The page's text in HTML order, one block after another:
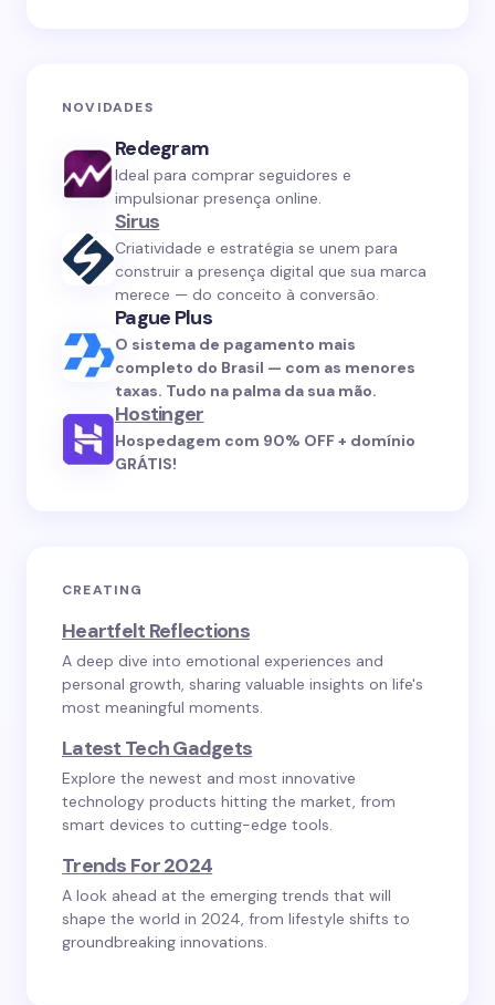
NOVIDADES
Redegram
Ideal para comprar seguidores e
impulsionar presença online.
Sirus
Criatividade e estratégia se unem para
construir a presença digital que sua marca
merece — do conceito à conversão.
Pague Plus
O sistema de pagamento mais
completo do Brasil — com as menores
taxas. Tudo na palma da sua mão.
Hostinger
Hospedagem com 90% OFF + domínio
GRÁTIS!
CREATING
Heartfelt Reflections
A deep dive into emotional experiences and
personal growth, sharing valuable insights on life's
most meaningful moments.
Latest Tech Gadgets
Explore the newest and most innovative
technology products hitting the market, from
smart devices to cutting-edge tools.
Trends For 2024
A look ahead at the emerging trends that will
shape the world in 2024, from lifestyle shifts to
groundbreaking innovations.